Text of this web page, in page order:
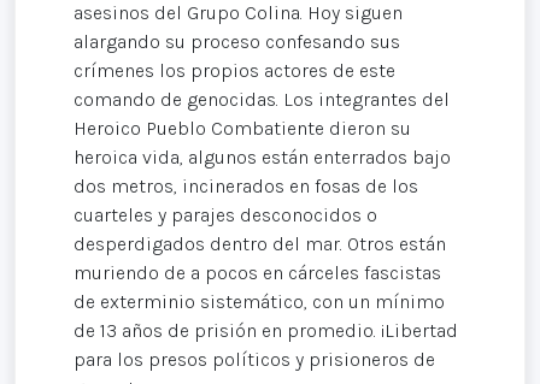
asesinos del Grupo Colina. Hoy siguen
alargando su proceso confesando sus
crímenes los propios actores de este
comando de genocidas. Los integrantes del
Heroico Pueblo Combatiente dieron su
heroica vida, algunos están enterrados bajo
dos metros, incinerados en fosas de los
cuarteles y parajes desconocidos o
desperdigados dentro del mar. Otros están
muriendo de a pocos en cárceles fascistas
de exterminio sistemático, con un mínimo
de 13 años de prisión en promedio. ¡Libertad
para los presos políticos y prisioneros de